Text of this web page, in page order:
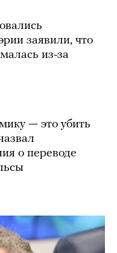
заявили, что
из-за
— это убить
о переводе